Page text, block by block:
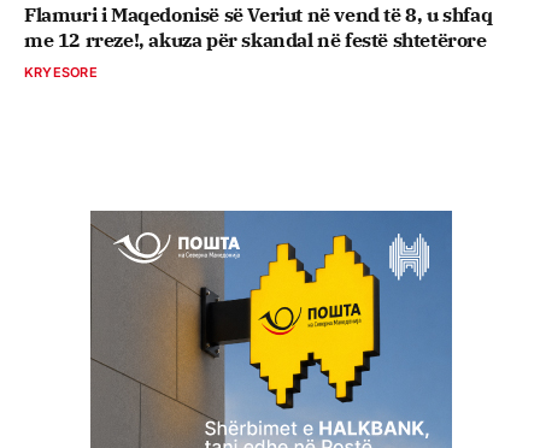
Flamuri i Maqedonisë së Veriut në vend të 8, u shfaq
me 12 rreze!, akuza për skandal në festë shtetërore
KRYESORE